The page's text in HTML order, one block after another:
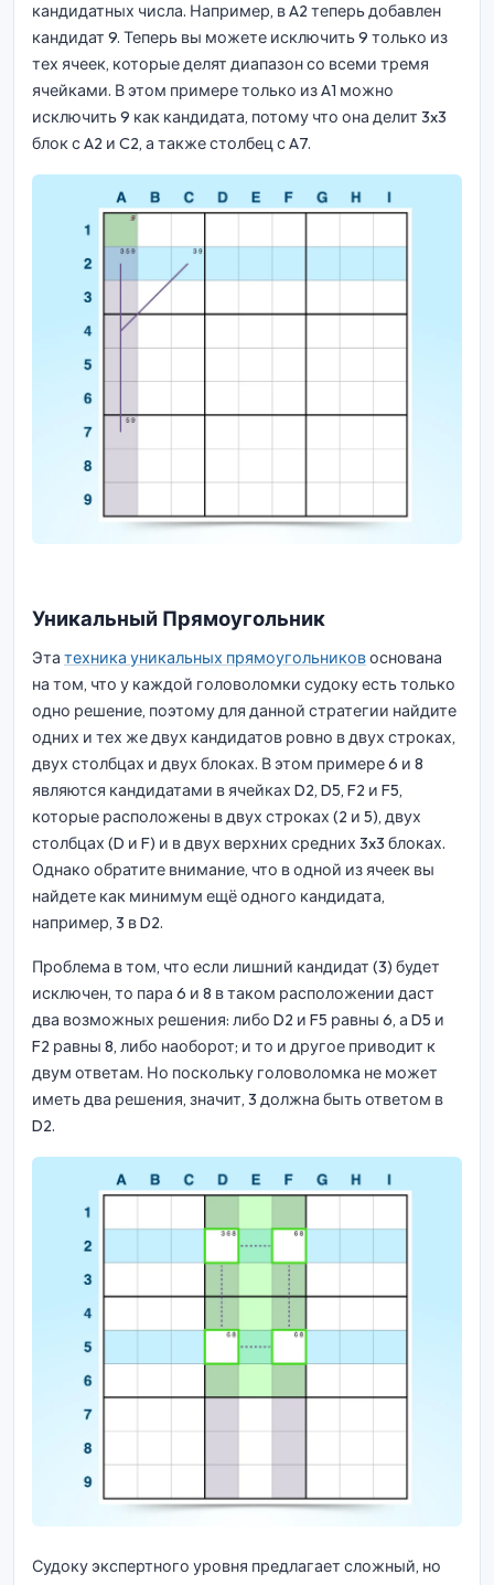
кандидатных числа. Например, в A2 теперь добавлен
кандидат 9. Теперь вы можете исключить 9 только из
тех ячеек, которые делят диапазон со всеми тремя
ячейками. В этом примере только из A1 можно
исключить 9 как кандидата, потому что она делит 3x3
блок с A2 и C2, а также столбец с A7.
Уникальный Прямоугольник
Эта техника уникальных прямоугольниковоснована
на том, что у каждой головоломки судоку есть только
одно решение, поэтому для данной стратегии найдите
одних и тех же двух кандидатов ровно в двух строках,
двух столбцах и двух блоках. В этом примере 6 и 8
являются кандидатами в ячейках D2, D5, F2 и F5,
которые расположены в двух строках (2 и 5), двух
столбцах (D и F) и в двух верхних средних 3x3 блоках.
Однако обратите внимание, что в одной из ячеек вы
найдете как минимум ещё одного кандидата,
например, 3 в D2.
Проблема в том, что если лишний кандидат (3) будет
исключен, то пара 6 и 8 в таком расположении даст
два возможных решения: либо D2 и F5 равны 6, а D5 и
F2 равны 8, либо наоборот; и то и другое приводит к
двум ответам. Но поскольку головоломка не может
иметь два решения, значит, 3 должна быть ответом в
D2.
Судоку экспертного уровня предлагает сложный, но